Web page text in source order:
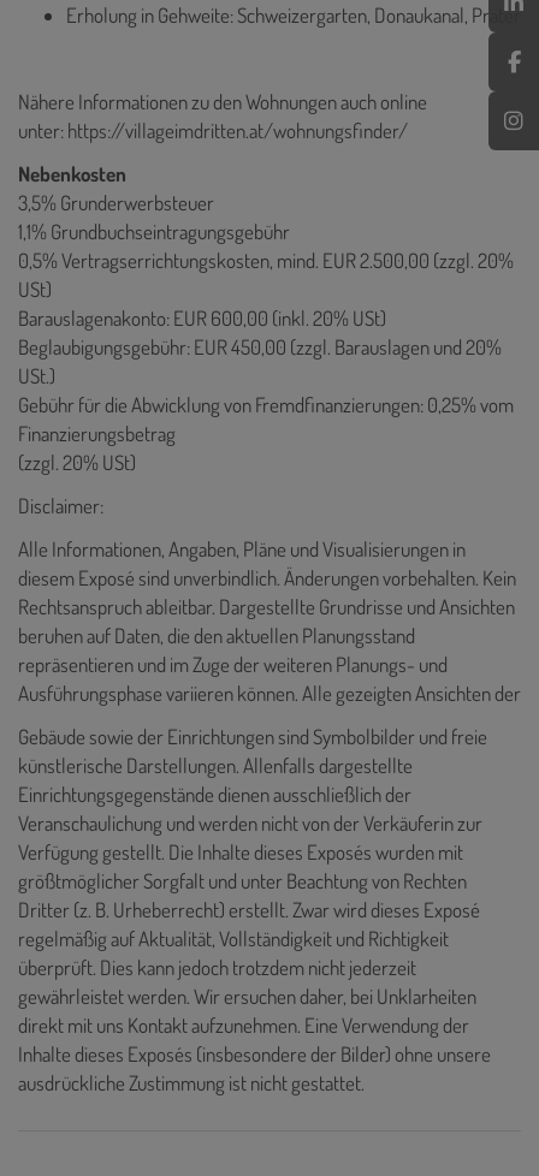
Erholung in Gehweite: Schweizergarten, Donaukanal, Prater
Nähere Informationen zu den Wohnungen auch online
unter:https://villageimdritten.at/wohnungsfinder/
Nebenkosten
3,5% Grunderwerbsteuer
1,1% Grundbuchseintragungsgebühr
0,5% Vertragserrichtungskosten, mind. EUR 2.500,00 (zzgl. 20%
USt)
Barauslagenakonto: EUR 600,00 (inkl. 20% USt)
Beglaubigungsgebühr: EUR 450,00 (zzgl. Barauslagen und 20%
USt.)
Gebühr für die Abwicklung von Fremdfinanzierungen: 0,25% vom
Finanzierungsbetrag
(zzgl. 20% USt)
Disclaimer:
Alle Informationen, Angaben, Pläne und Visualisierungen in
diesem Exposé sind unverbindlich. Änderungen vorbehalten. Kein
Rechtsanspruch ableitbar. Dargestellte Grundrisse und Ansichten
beruhen auf Daten, die den aktuellen Planungsstand
repräsentieren und im Zuge der weiteren Planungs- und
Ausführungsphase variieren können. Alle gezeigten Ansichten der
Gebäude sowie der Einrichtungen sind Symbolbilder und freie
künstlerische Darstellungen. Allenfalls dargestellte
Einrichtungsgegenstände dienen ausschließlich der
Veranschaulichung und werden nicht von der Verkäuferin zur
Verfügung gestellt. Die Inhalte dieses Exposés wurden mit
größtmöglicher Sorgfalt und unter Beachtung von Rechten
Dritter (z. B. Urheberrecht) erstellt. Zwar wird dieses Exposé
regelmäßig auf Aktualität, Vollständigkeit und Richtigkeit
überprüft. Dies kann jedoch trotzdem nicht jederzeit
gewährleistet werden. Wir ersuchen daher, bei Unklarheiten
direkt mit uns Kontakt aufzunehmen. Eine Verwendung der
Inhalte dieses Exposés (insbesondere der Bilder) ohne unsere
ausdrückliche Zustimmung ist nicht gestattet.